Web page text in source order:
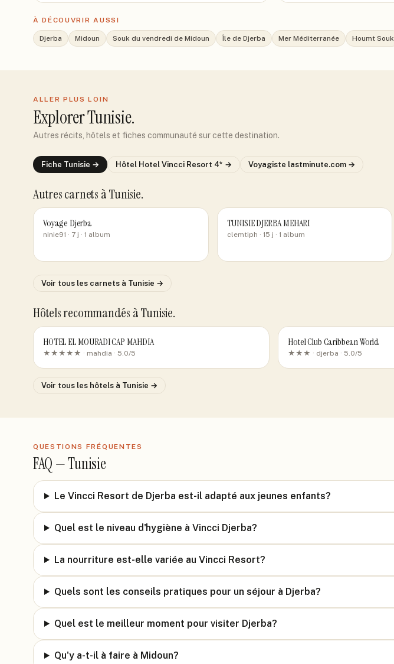
À DÉCOUVRIR AUSSI
Djerba Midoun Souk du vendredi de Midoun Île de Djerba Mer Méditerranée Houmt Souk
ALLER PLUS LOIN
ExplorerTunisie.
Autres récits, hôtels et fiches communauté sur cette destination.
Fiche Tunisie → Hôtel Hotel Vincci Resort 4* → Voyagiste lastminute.com →
Autres carnets à Tunisie.
Voyage Djerba
ninie91 · 7 j · 1 album
TUNISIE DJERBA MEHARI
clemtiph · 15 j · 1 album
Voir tous les carnets à Tunisie →
Hôtels recommandés à Tunisie.
HOTEL EL MOURADI CAP MAHDIA
★★★★★ · mahdia · 5.0/5
Hotel Club Caribbean World
★★★ · djerba · 5.0/5
Voir tous les hôtels à Tunisie →
QUESTIONS FRÉQUENTES
FAQ —Tunisie
Le Vincci Resort de Djerba est-il adapté aux jeunes enfants?
Quel est le niveau d'hygiène à Vincci Djerba?
La nourriture est-elle variée au Vincci Resort?
Quels sont les conseils pratiques pour un séjour à Djerba?
Quel est le meilleur moment pour visiter Djerba?
Qu'y a-t-il à faire à Midoun?